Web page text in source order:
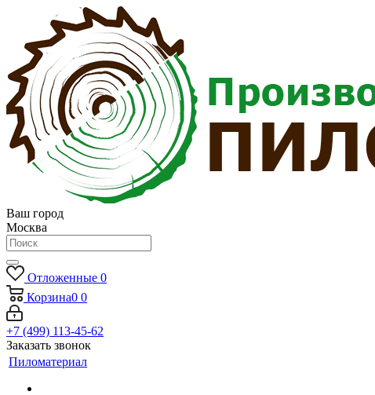
Ваш город
Москва
Отложенные 0
Корзина0 0
+7 (499) 113-45-62
Заказать звонок
Пиломатериал